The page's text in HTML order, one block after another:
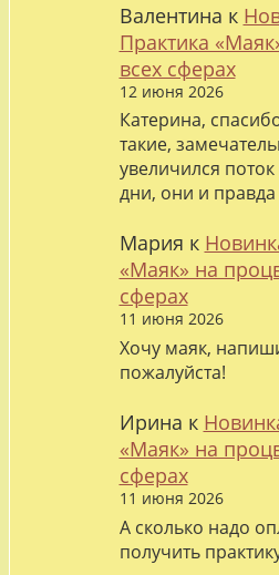
Валентина к
Практика
всех сферах
12 июня 2026
Катерина,
такие,
увеличился
дни, они и правда
Мария к
«Маяк» на
сферах
11 июня 2026
Хочу маяк,
пожалуйста!
Ирина к
«Маяк» на
сферах
11 июня 2026
А сколько надо
получить